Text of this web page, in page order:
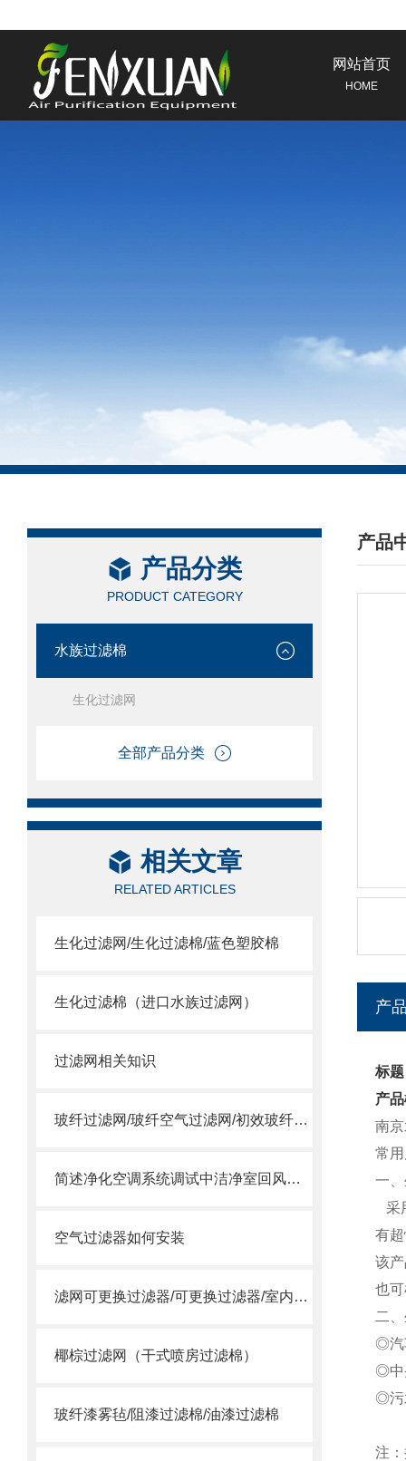
网站首页
HOME
产品分类
PRODUCT CATEGORY
水族过滤棉
生化过滤网
全部产品分类
相关文章
RELATED ARTICLES
生化过滤网/生化过滤棉/蓝色塑胶棉
生化过滤棉（进口水族过滤网）
过滤网相关知识
玻纤过滤网/玻纤空气过滤网/初效玻纤滤网
简述净化空调系统调试中洁净室回风口变为送风口的问题
空气过滤器如何安装
滤网可更换过滤器/可更换过滤器/室内过滤器
椰棕过滤网（干式喷房过滤棉）
玻纤漆雾毡/阻漆过滤棉/油漆过滤棉
产品
/
产
标
产
南
常
一
采
有
该
也
二
◎汽
◎中
◎污
注